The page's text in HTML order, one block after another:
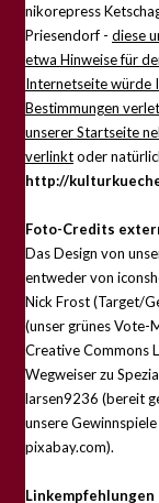
nikorepress
Priesendorf - diese
etwa Hinweise für
Internetseite würde
Bestimmungen
unserer Startseite
verlinktoder
http://
Foto-Credits
Das Design von
entweder von
Nick Frost (Target/
(unser grünes Vote-
Creative Commons
Wegweiser zu
larsen9236 (bereit
unsere
pixabay.com).
Linkempfehlungen